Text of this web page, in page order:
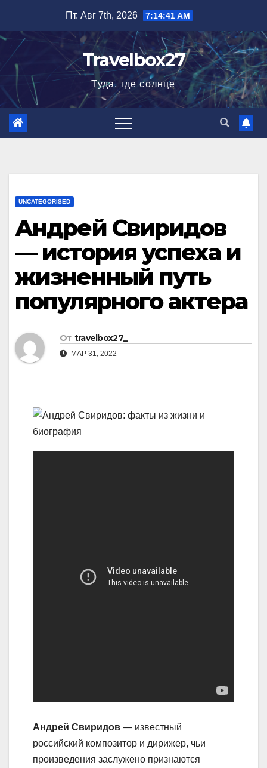
содержимому
Пт. Авг 7th, 2026 7:14:42 AM
Travelbox27
Туда, где солнце
UNCATEGORISED
Андрей Свиридов
— история успеха и
жизненный путь
популярного актера
От travelbox27_
МАР 31, 2022
Андрей Свиридов — известный
российский композитор и дирижер, чьи
произведения заслужено признаются